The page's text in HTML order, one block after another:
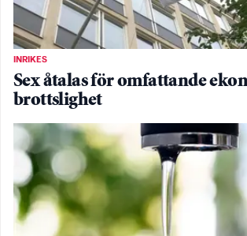
INRIKES
Sex åtalas för omfattande
brottslighet